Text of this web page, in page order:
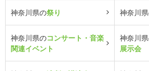
神奈川県の祭り 神奈川
神奈川県のコンサート・音楽
関連イベント
神奈川
展示会